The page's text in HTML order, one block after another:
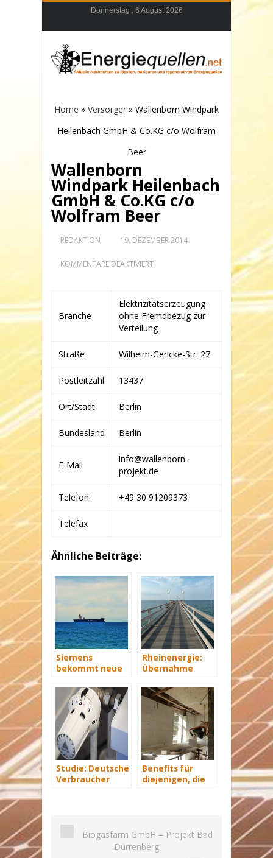
Donnerstag , 6 August 2026
Home » Versorger » Wallenborn Windpark
Heilenbach GmbH & Co.KG c/o Wolfram
Beer
Wallenborn
Windpark Heilenbach
GmbH & Co.KG c/o
Wolfram Beer
REDAKTION 19. DEZEMBER 2014
KOMMENTARE DEAKTIVIERTFÜR
GMBH
CO.KG
C/O
BEER
Branche
Elektrizitätserzeugung
ohne Fremdbezug zur
Verteilung
Straße Wilhelm-Gericke-Str. 27
Postleitzahl 13437
Ort/Stadt Berlin
Bundesland Berlin
E-Mail
info@wallenborn-
projekt.de
Telefon +49 30 91209373
Telefax
Ähnliche Beiträge:
Siemens
bekommt neue
Schiffe
Rheinenergie:
Übernahme
in Mecklenburg-
Vorpommern
Studie: Deutsche
Verbraucher
Benefits für
diejenigen, die
Biogasfarm GmbH – Projekt Bad
Dürrenberg